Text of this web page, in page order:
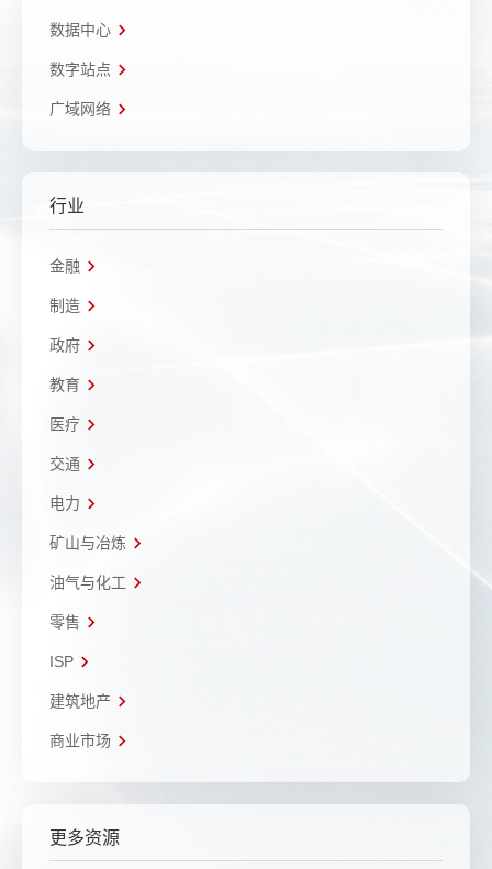
数据中心
数字站点
广域网络
行业
金融
制造
政府
教育
医疗
交通
电力
矿山与冶炼
油气与化工
零售
ISP
建筑地产
商业市场
更多资源